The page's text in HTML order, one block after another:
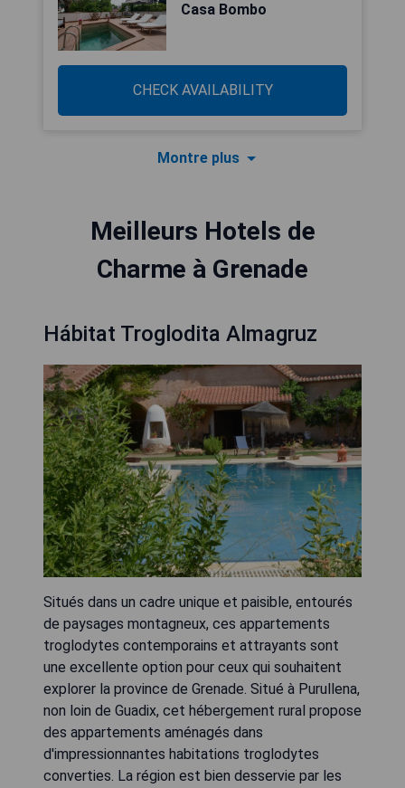
Casa Bombo
CHECK AVAILABILITY
Montre plus
Meilleurs Hotels de
Charme à Grenade
Hábitat Troglodita Almagruz
Situés dans un cadre unique et paisible, entourés
de paysages montagneux, ces appartements
troglodytes contemporains et attrayants sont
une excellente option pour ceux qui souhaitent
explorer la province de Grenade. Situé à Purullena,
non loin de Guadix, cet hébergement rural propose
des appartements aménagés dans
d'impressionnantes habitations troglodytes
converties. La région est bien desservie par les